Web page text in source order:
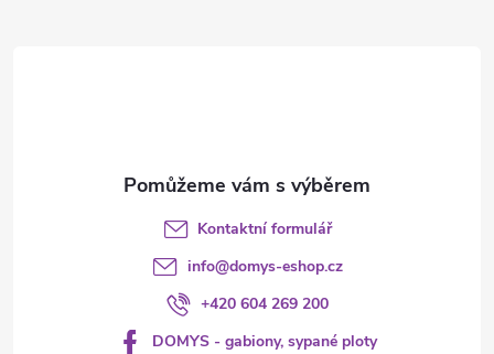
Kontaktní formulář
info@domys-eshop.cz
+420 604 269 200
DOMYS - gabiony, sypané ploty